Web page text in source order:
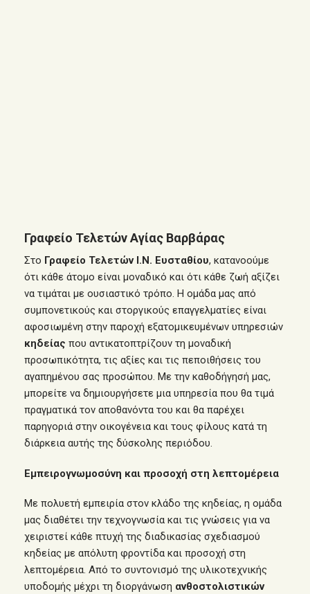
Γραφείο Τελετών Αγίας Βαρβάρας
Στο Γραφείο Τελετών Ι.Ν. Ευσταθίου, κατανοούμε
ότι κάθε άτομο είναι μοναδικό και ότι κάθε ζωή αξίζει
να τιμάται με ουσιαστικό τρόπο. Η ομάδα μας από
συμπονετικούς και στοργικούς επαγγελματίες είναι
αφοσιωμένη στην παροχή εξατομικευμένων υπηρεσιών
κηδείας που αντικατοπτρίζουν τη μοναδική
προσωπικότητα, τις αξίες και τις πεποιθήσεις του
αγαπημένου σας προσώπου. Με την καθοδήγησή μας,
μπορείτε να δημιουργήσετε μια υπηρεσία που θα τιμά
πραγματικά τον αποθανόντα του και θα παρέχει
παρηγοριά στην οικογένεια και τους φίλους κατά τη
διάρκεια αυτής της δύσκολης περιόδου.
Εμπειρογνωμοσύνη και προσοχή στη λεπτομέρεια
Με πολυετή εμπειρία στον κλάδο της κηδείας, η ομάδα
μας διαθέτει την τεχνογνωσία και τις γνώσεις για να
χειριστεί κάθε πτυχή της διαδικασίας σχεδιασμού
κηδείας με απόλυτη φροντίδα και προσοχή στη
λεπτομέρεια. Από το συντονισμό της υλικοτεχνικής
υποδομής μέχρι τη διοργάνωση ανθοστολιστικών